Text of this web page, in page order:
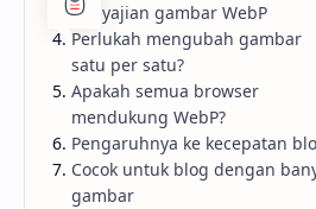
Blogger Info
Fungsi Menu
Gambar WebP
penyajian gambar WebP
Perlukah mengubah gambar
satu per satu?
Apakah semua browser
mendukung WebP?
Pengaruhnya ke kecepatan
Cocok untuk blog dengan
gambar